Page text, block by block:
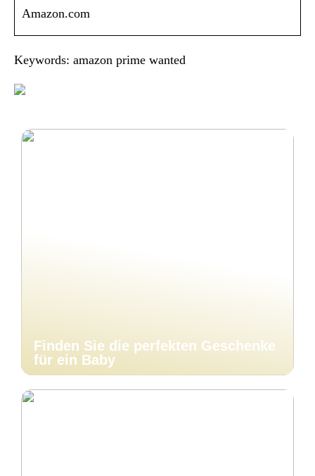
Amazon.com
Keywords: amazon prime wanted
Finden Sie die perfekten Geschenke
für ein Baby